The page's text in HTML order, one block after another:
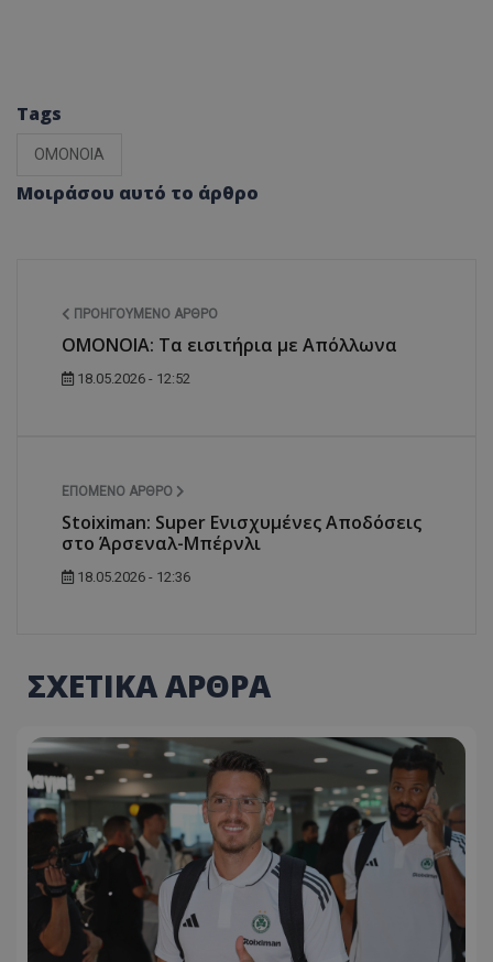
Tags
ΟΜΟΝΟΙΑ
Μοιράσου αυτό το άρθρο
ΠΡΟΗΓΟΎΜΕΝΟ ΆΡΘΡΟ
OMONOIA: Τα εισιτήρια με Απόλλωνα
18.05.2026 - 12:52
ΕΠΌΜΕΝΟ ΆΡΘΡΟ
Stoiximan: Super Ενισχυμένες Αποδόσεις
στο Άρσεναλ-Μπέρνλι
18.05.2026 - 12:36
ΣΧΕΤΙΚΑ ΑΡΘΡΑ